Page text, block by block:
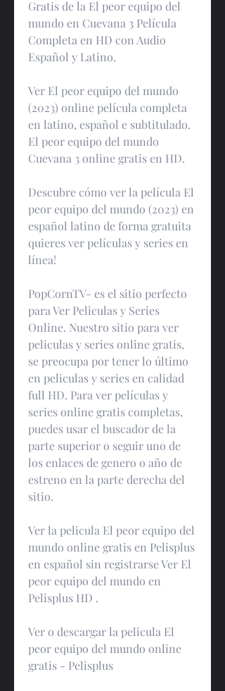
Gratis de la El peor equipo del
mundo en Cuevana 3 Película
Completa en HD con Audio
Español y Latino.
Ver El peor equipo del mundo
(2023) online película completa
en latino, español e subtitulado.
El peor equipo del mundo
Cuevana 3 online gratis en HD.
Descubre cómo ver la película El
peor equipo del mundo (2023) en
español latino de forma gratuita
quieres ver películas y series en
línea!
PopCornTV- es el sitio perfecto
para Ver Peliculas y Series
Online. Nuestro sitio para ver
peliculas y series online gratis,
se preocupa por tener lo último
en peliculas y series en calidad
full HD. Para ver películas y
series online gratis completas,
puedes usar el buscador de la
parte superior o seguir uno de
los enlaces de genero o año de
estreno en la parte derecha del
sitio.
Ver la pelicula El peor equipo del
mundo online gratis en Pelisplus
en español sin registrarse Ver El
peor equipo del mundo en
Pelisplus HD .
Ver o descargar la pelicula El
peor equipo del mundo online
gratis - Pelisplus